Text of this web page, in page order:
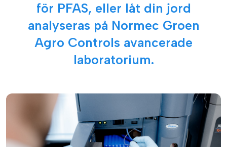
för PFAS, eller låt din jord
analyseras på Normec Groen
Agro Controls avancerade
laboratorium.